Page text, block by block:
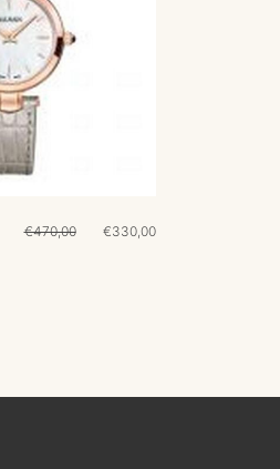
€470,00 €330,00